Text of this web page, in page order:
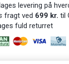
levering på
fragt ved 699 kr. til
fuld returret